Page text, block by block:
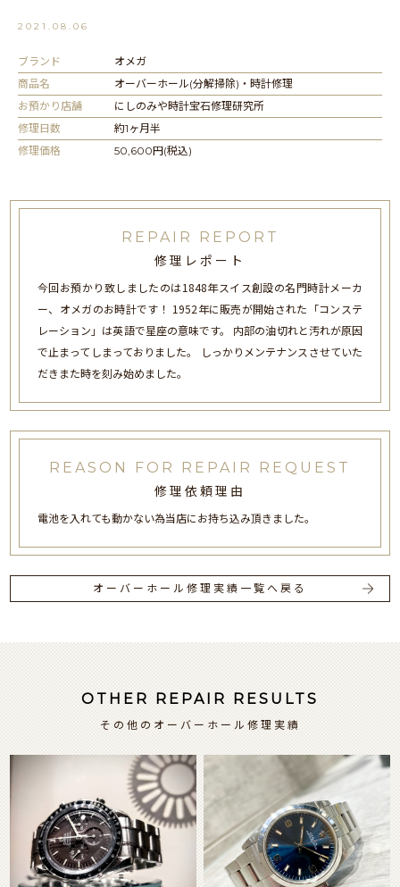
2021.08.06
ブランド
オメガ
商品名
オーバーホール(分解掃除)・時計修理
お預かり店舗
にしのみや時計宝石修理研究所
修理日数
約1ヶ月半
修理価格
50,600円(税込)
REPAIR REPORT
修理レポート
今回お預かり致しましたのは1848年スイス創設の名門時計メーカ
ー、オメガのお時計です！ 1952年に販売が開始された「コンステ
レーション」は英語で星座の意味です。 内部の油切れと汚れが原因
で止まってしまっておりました。 しっかりメンテナンスさせていた
だきまた時を刻み始めました。
REASON FOR REPAIR REQUEST
修理依頼理由
電池を入れても動かない為当店にお持ち込み頂きました。
オーバーホール修理実績一覧へ戻る
OTHER REPAIR RESULTS
その他のオーバーホール修理実績